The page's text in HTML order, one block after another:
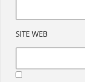
SITE WEB